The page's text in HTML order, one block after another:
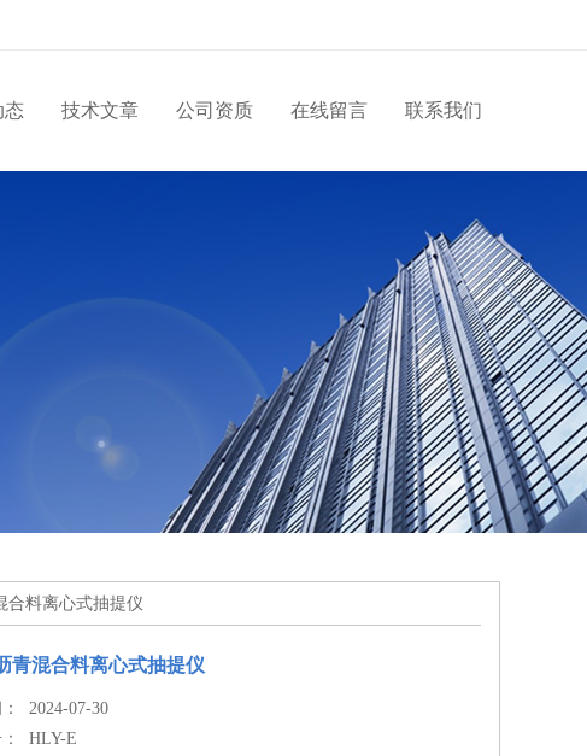
态 技术文章 公司资质 在线留言 联系我们
合料离心式抽提仪
青混合料离心式抽提仪
2024-07-30
：HLY-E